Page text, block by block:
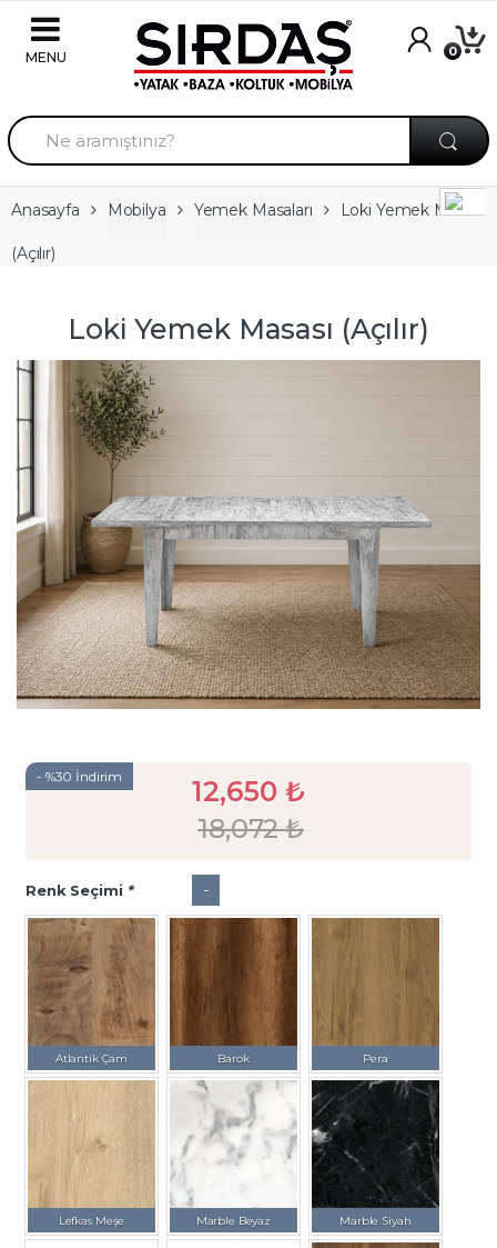
Skip to navigation
Skip to content
A
r
a
m
a
Anasayfa Mobilya Yemek Masaları Loki Yemek Masası
(Açılır)
Loki Yemek Masası (Açılır)
- %30 İndirim 12,650₺
18,072₺
Renk Seçimi *
Atlantik Çam Barok Pera
Lefkas Meşe Marble Beyaz Marble Siyah
-
0